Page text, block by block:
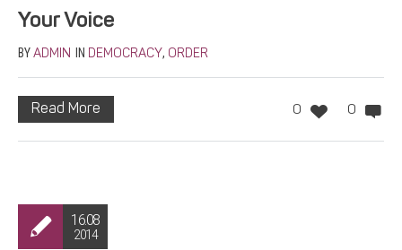
Your Voice
BY ADMIN IN DEMOCRACY, ORDER
0 0
Read More
16.08
2014